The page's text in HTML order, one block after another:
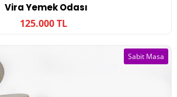
Vira Yemek Odası
125.000 TL
Sabit Masa